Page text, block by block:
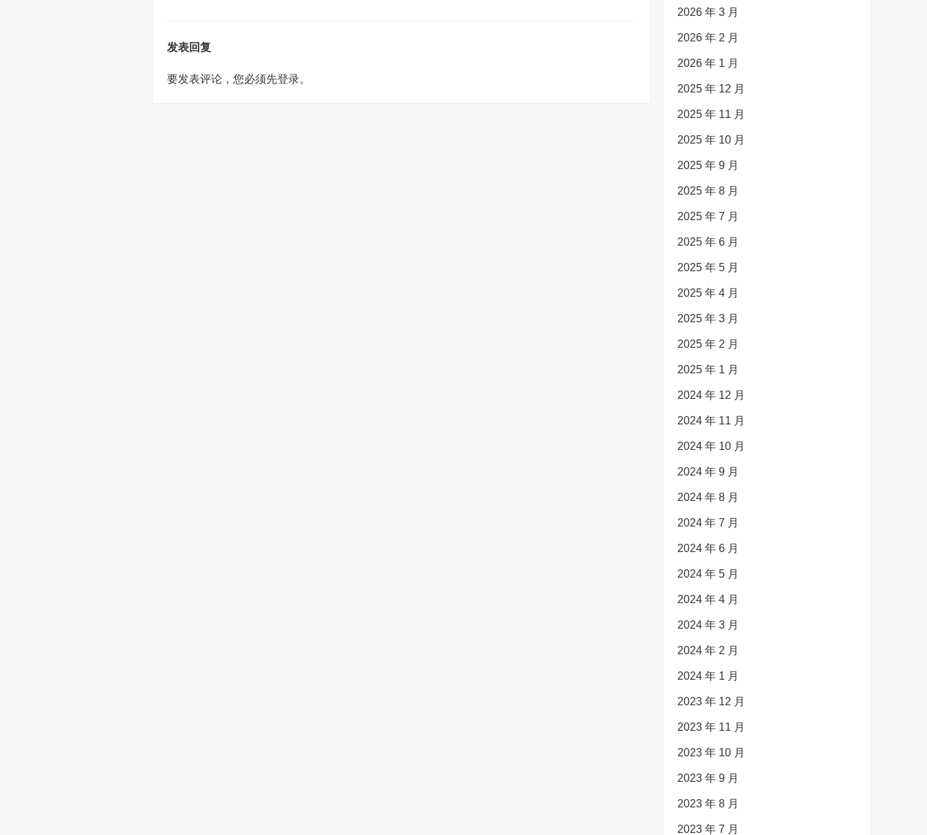
发表回复
要发表评论，您必须先登录。
2026 年 3 月
2026 年 2 月
2026 年 1 月
2025 年 12 月
2025 年 11 月
2025 年 10 月
2025 年 9 月
2025 年 8 月
2025 年 7 月
2025 年 6 月
2025 年 5 月
2025 年 4 月
2025 年 3 月
2025 年 2 月
2025 年 1 月
2024 年 12 月
2024 年 11 月
2024 年 10 月
2024 年 9 月
2024 年 8 月
2024 年 7 月
2024 年 6 月
2024 年 5 月
2024 年 4 月
2024 年 3 月
2024 年 2 月
2024 年 1 月
2023 年 12 月
2023 年 11 月
2023 年 10 月
2023 年 9 月
2023 年 8 月
2023 年 7 月